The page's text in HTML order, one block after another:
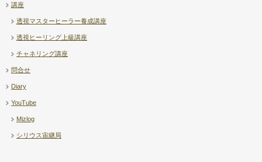
講座
透視マスターヒーラー養成講座
透視ヒーリング上級講座
チャネリング講座
問合せ
Diary
YouTube
Mizlog
シリウス宙継局